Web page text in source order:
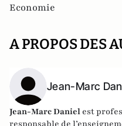
Economie
A PROPOS DES
Jean-Marc
Jean-Marc Daniel est